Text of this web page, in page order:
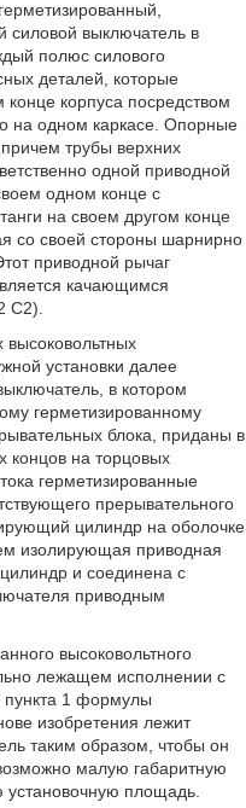
силовой выключатель в
полюс силового
деталей, которые
корпуса посредством
на одном каркасе. Опорные
трубы верхних
одной приводной
одном конце с
на своем другом конце
со своей стороны шарнирно
приводной рычаг
качающимся
С2).
установки далее
в котором
герметизированному
блока, приданы в
концов на торцовых
герметизированные
прерывательного
цилиндр на оболочке
изолирующая приводная
и соединена с
приводным
высоковольтного
лежащем исполнении с
пункта 1 формулы
изобретения лежит
таким образом, чтобы он
малую габаритную
площадь.